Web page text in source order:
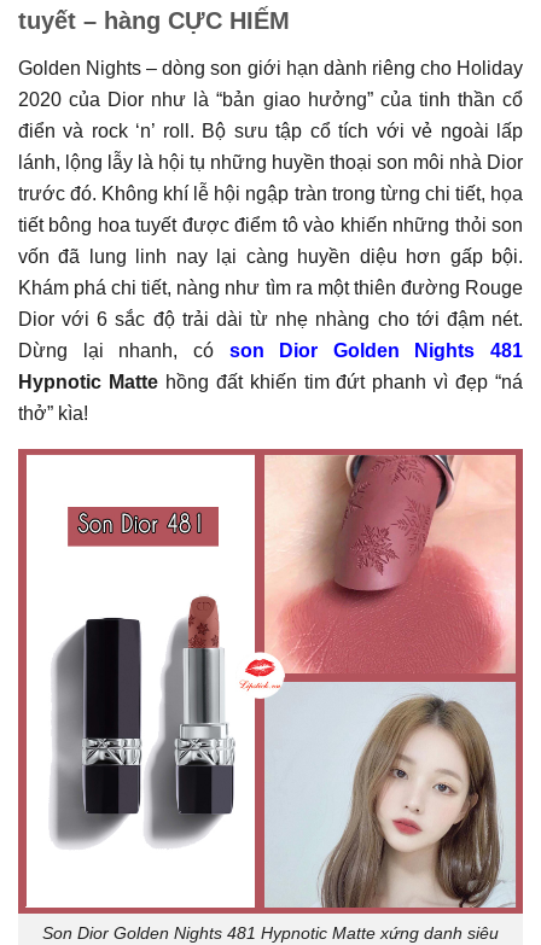
tuyết – hàng CỰC HIẾM
Golden Nights – dòng son giới hạn dành riêng cho Holiday
2020 của Dior như là “bản giao hưởng” của tinh thần cổ
điển và rock ‘n’ roll. Bộ sưu tập cổ tích với vẻ ngoài lấp
lánh, lộng lẫy là hội tụ những huyền thoại son môi nhà Dior
trước đó. Không khí lễ hội ngập tràn trong từng chi tiết, họa
tiết bông hoa tuyết được điểm tô vào khiến những thỏi son
vốn đã lung linh nay lại càng huyền diệu hơn gấp bội.
Khám phá chi tiết, nàng như tìm ra một thiên đường Rouge
Dior với 6 sắc độ trải dài từ nhẹ nhàng cho tới đậm nét.
Dừng lại nhanh, có son Dior Golden Nights 481
Hypnotic Matte hồng đất khiến tim đứt phanh vì đẹp “ná
thở” kìa!
Son Dior Golden Nights 481 Hypnotic Matte xứng danh siêu